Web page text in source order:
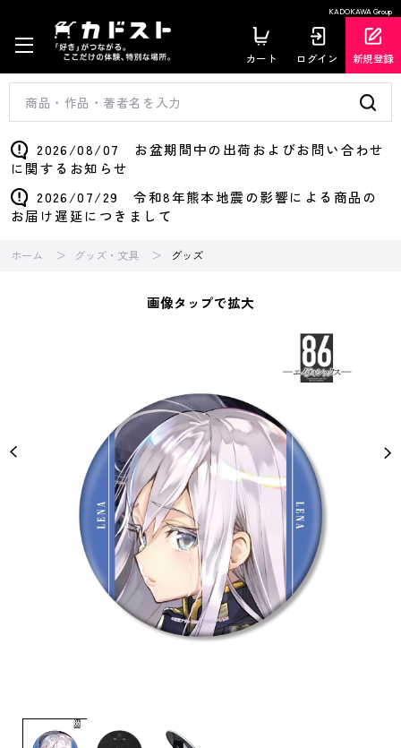
KADOKAWA Group
カート ログイン 新規登録
2026/08/07 お盆期間中の出荷およびお問い合わせ
に関するお知らせ
2026/07/29 令和8年熊本地震の影響による商品の
お届け遅延につきまして
ホーム グッズ・文具 グッズ
画像タップで拡大